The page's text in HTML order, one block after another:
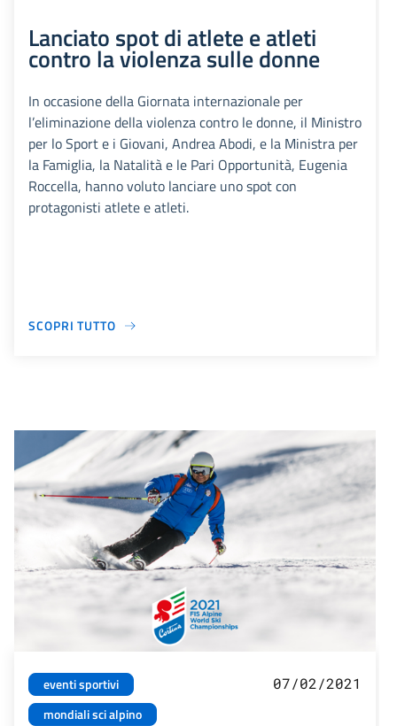
Lanciato spot di atlete e atleti
contro la violenza sulle donne
In occasione della Giornata internazionale per
l’eliminazione della violenza contro le donne, il Ministro
per lo Sport e i Giovani, Andrea Abodi, e la Ministra per
la Famiglia, la Natalità e le Pari Opportunità, Eugenia
Roccella, hanno voluto lanciare uno spot con
protagonisti atlete e atleti.
SCOPRI TUTTO
eventi sportivi
mondiali sci alpino
07/02/2021